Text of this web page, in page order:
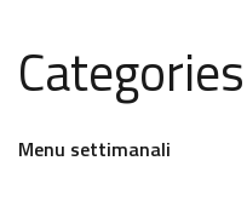
Categories
Menu settimanali